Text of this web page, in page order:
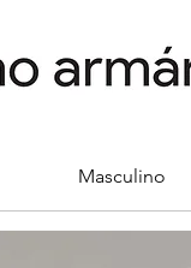
Masculino